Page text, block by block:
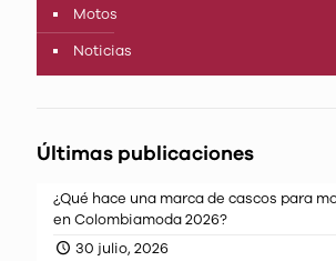
Motos
Noticias
Últimas publicaciones
¿Qué hace una marca de cascos para
en Colombiamoda 2026?
30 julio, 2026